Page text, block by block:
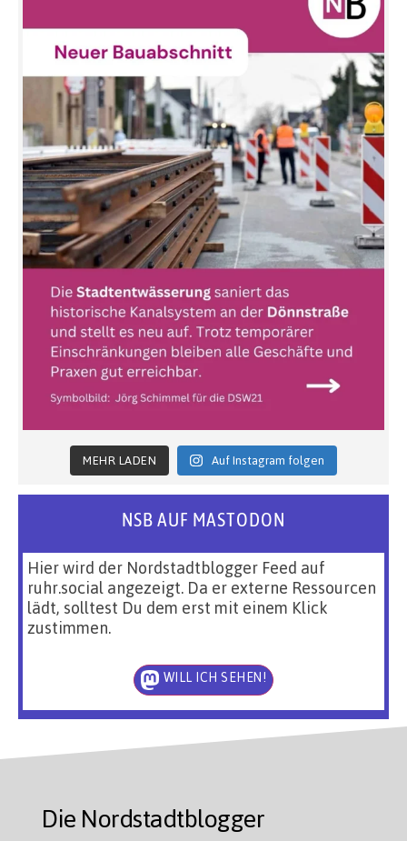
MEHR LADEN Auf Instagram folgen
NSB AUF MASTODON
Hier wird der Nordstadtblogger Feed auf
ruhr.social angezeigt. Da er externe Ressourcen
lädt, solltest Du dem erst mit einem Klick
zustimmen.
WILL ICH SEHEN!
Die Nordstadtblogger